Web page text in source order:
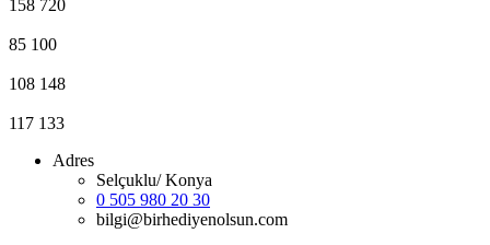
158 720
85 100
108 148
117 133
Adres
Selçuklu/ Konya
0 505 980 20 30
bilgi@birhediyenolsun.com